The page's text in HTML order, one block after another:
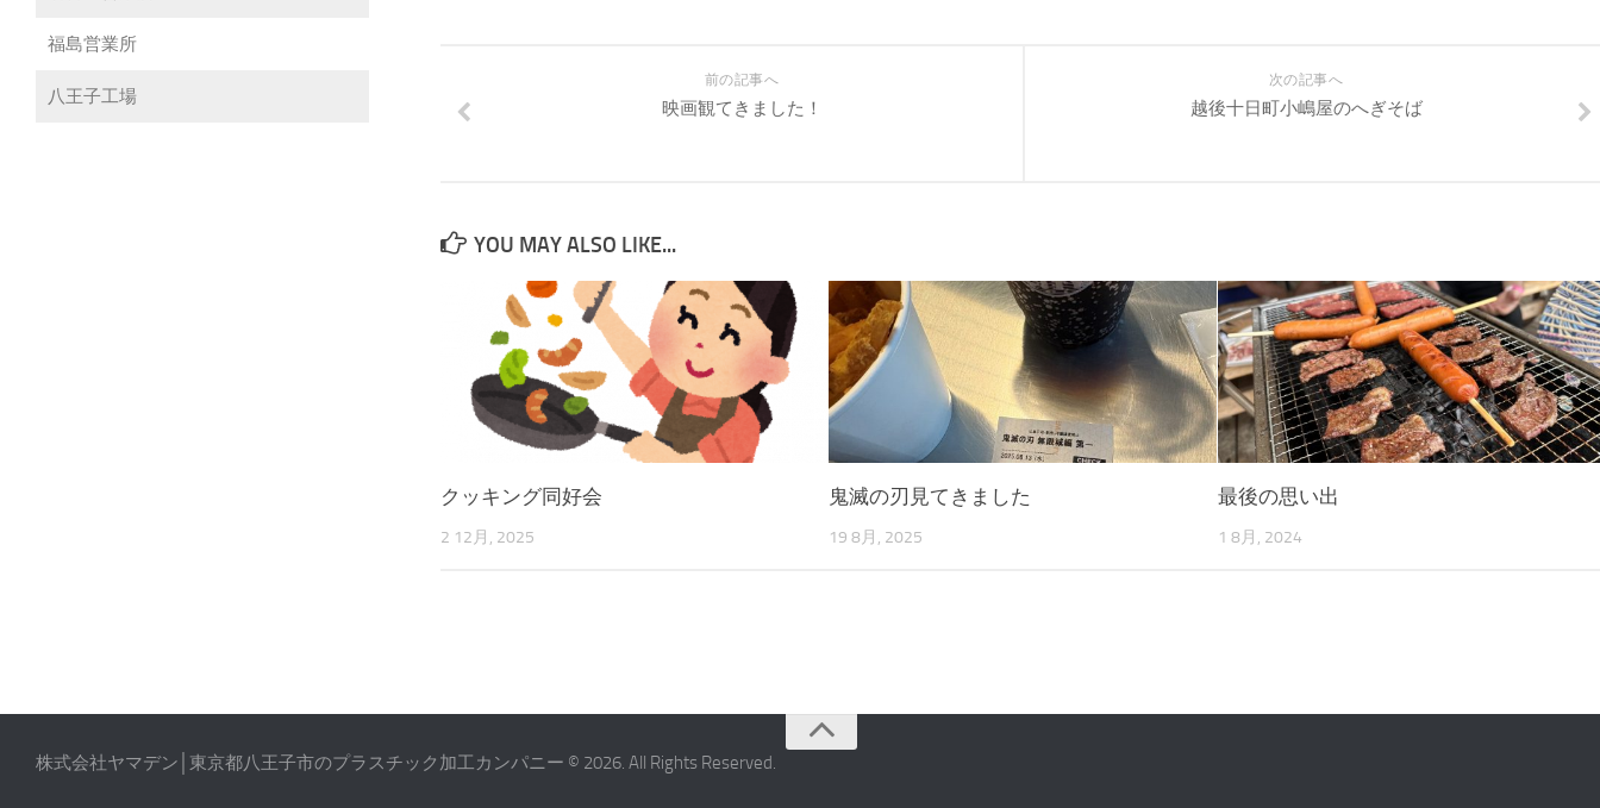
次の記事へ
越後十日町小嶋屋のへぎそば
前の記事へ
映画観てきました！
YOU MAY ALSO LIKE...
クッキング同好会
2 12月, 2025
鬼滅の刃見てきました
19 8月, 2025
最後の思い出
1 8月, 2024
福島営業所
八王子工場
株式会社ヤマデン│東京都八王子市のプラスチック加工カンパニー © 2026. All Rights Reserved.